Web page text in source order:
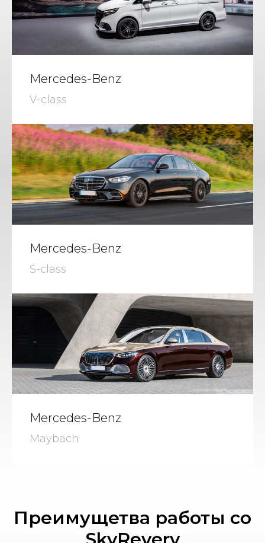
Mercedes-Benz
V-class
Mercedes-Benz
S-class
Mercedes-Benz
Maybach
Преимущетва работы со